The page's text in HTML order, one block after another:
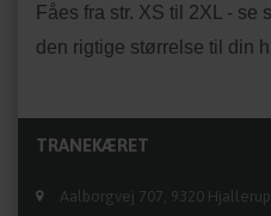
Fåes fra str. XS til 2XL - se
den rigtige størrelse til din
TRANEKÆRET
Aalborgvej 707, 9320 Hjallerup